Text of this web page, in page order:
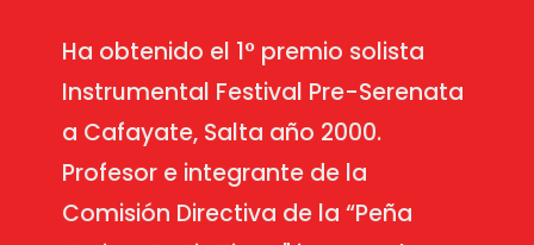
Ha obtenido el 1° premio solista
Instrumental Festival Pre-Serenata
a Cafayate, Salta año 2000.
Profesor e integrante de la
Comisión Directiva de la “Peña